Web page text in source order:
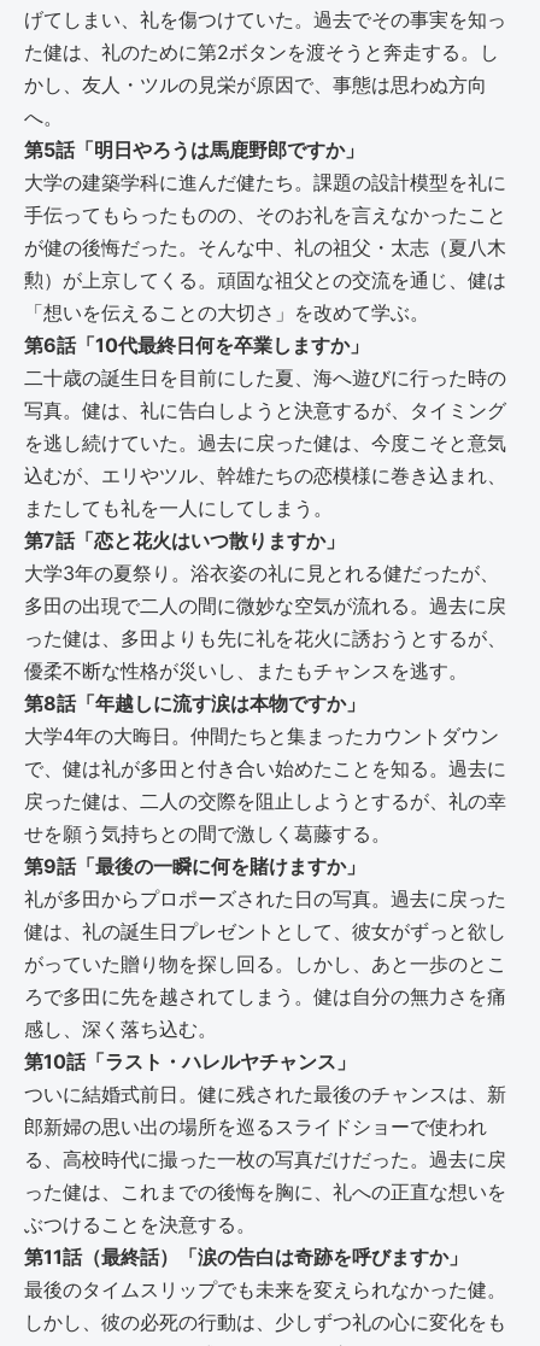
げてしまい、礼を傷つけていた。過去でその事実を知っ
た健は、礼のために第2ボタンを渡そうと奔走する。し
かし、友人・ツルの見栄が原因で、事態は思わぬ方向
へ。
第5話「明日やろうは馬鹿野郎ですか」
大学の建築学科に進んだ健たち。課題の設計模型を礼に
手伝ってもらったものの、そのお礼を言えなかったこと
が健の後悔だった。そんな中、礼の祖父・太志（夏八木
勲）が上京してくる。頑固な祖父との交流を通じ、健は
「想いを伝えることの大切さ」を改めて学ぶ。
第6話「10代最終日何を卒業しますか」
二十歳の誕生日を目前にした夏、海へ遊びに行った時の
写真。健は、礼に告白しようと決意するが、タイミング
を逃し続けていた。過去に戻った健は、今度こそと意気
込むが、エリやツル、幹雄たちの恋模様に巻き込まれ、
またしても礼を一人にしてしまう。
第7話「恋と花火はいつ散りますか」
大学3年の夏祭り。浴衣姿の礼に見とれる健だったが、
多田の出現で二人の間に微妙な空気が流れる。過去に戻
った健は、多田よりも先に礼を花火に誘おうとするが、
優柔不断な性格が災いし、またもチャンスを逃す。
第8話「年越しに流す涙は本物ですか」
大学4年の大晦日。仲間たちと集まったカウントダウン
で、健は礼が多田と付き合い始めたことを知る。過去に
戻った健は、二人の交際を阻止しようとするが、礼の幸
せを願う気持ちとの間で激しく葛藤する。
第9話「最後の一瞬に何を賭けますか」
礼が多田からプロポーズされた日の写真。過去に戻った
健は、礼の誕生日プレゼントとして、彼女がずっと欲し
がっていた贈り物を探し回る。しかし、あと一歩のとこ
ろで多田に先を越されてしまう。健は自分の無力さを痛
感し、深く落ち込む。
第10話「ラスト・ハレルヤチャンス」
ついに結婚式前日。健に残された最後のチャンスは、新
郎新婦の思い出の場所を巡るスライドショーで使われ
る、高校時代に撮った一枚の写真だけだった。過去に戻
った健は、これまでの後悔を胸に、礼への正直な想いを
ぶつけることを決意する。
第11話（最終話）「涙の告白は奇跡を呼びますか」
最後のタイムスリップでも未来を変えられなかった健。
しかし、彼の必死の行動は、少しずつ礼の心に変化をも